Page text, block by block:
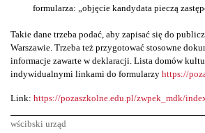
formularza: „objęcie kandydata pieczą
Takie dane trzeba podać, aby zapisać się do
Warszawie. Trzeba też przygotować stosowne
informacje zawarte w deklaracji. Lista domów
indywidualnymi linkami do formularzy https://
Link: https://pozaszkolne.edu.pl/zwpek_mdk/
wścibski urząd